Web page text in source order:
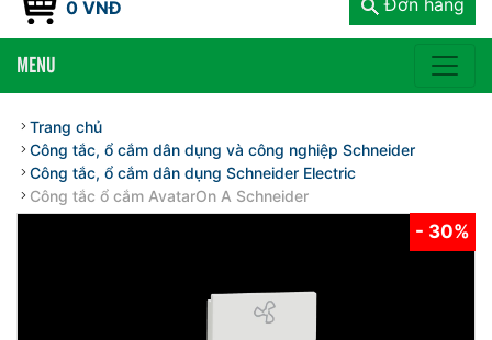
0 VNĐ Đơn hàng
MENU
Trang chủ
Công tắc, ổ cắm dân dụng và công nghiệp Schneider
Công tắc, ổ cắm dân dụng Schneider Electric
Công tắc ổ cắm AvatarOn A Schneider
- 30%